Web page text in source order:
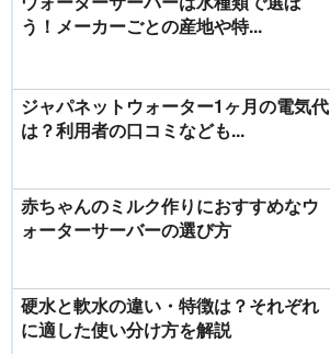
う！メーカーごとの産地や特...
ジャパネットウォーター1ヶ月の電気代
は？利用者の口コミなども...
赤ちゃんのミルク作りにおすすめなウ
ォーターサーバーの選び方
硬水と軟水の違い・特徴は？それぞれ
に適した使い分け方を解説